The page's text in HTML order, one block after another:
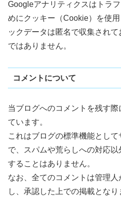
Googleアナリティクスはトラ
めにクッキー（Cookie）を使
ックデータは匿名で収集され
ではありません。
コメントについて
当ブログへのコメントを残す
ています。
これはブログの標準機能とし
で、スパムや荒らしへの対応
することはありません。
なお、全てのコメントは管理
し、承認した上での掲載とな